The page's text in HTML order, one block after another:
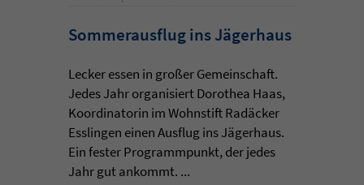
Sommerausflug ins Jägerhaus
Lecker essen in großer Gemeinschaft.
Jedes Jahr organisiert Dorothea Haas,
Koordinatorin im Wohnstift Radäcker
Esslingen einen Ausflug ins Jägerhaus.
Ein fester Programmpunkt, der jedes
Jahr gut ankommt. ...